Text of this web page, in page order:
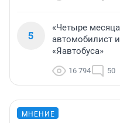
5
«Четыре
автомобилист
«Яавтобуса»
16 794 50
МНЕНИЕ